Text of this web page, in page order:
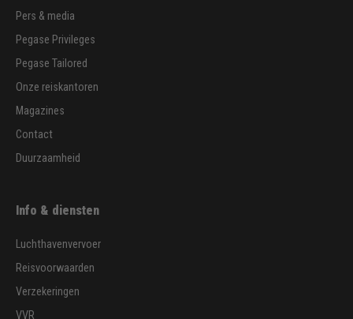
Pers & media
Pegase Privileges
Pegase Tailored
Onze reiskantoren
Magazines
Contact
Duurzaamheid
Info & diensten
Luchthavenvervoer
Reisvoorwaarden
Verzekeringen
VVR